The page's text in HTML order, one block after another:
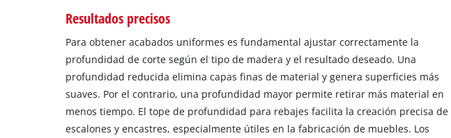
Resultados precisos
Para obtener acabados uniformes es fundamental ajustar correctamente la
profundidad de corte según el tipo de madera y el resultado deseado. Una
profundidad reducida elimina capas finas de material y genera superficies más
suaves. Por el contrario, una profundidad mayor permite retirar más material en
menos tiempo. El tope de profundidad para rebajes facilita la creación precisa de
escalones y encastres, especialmente útiles en la fabricación de muebles. Los